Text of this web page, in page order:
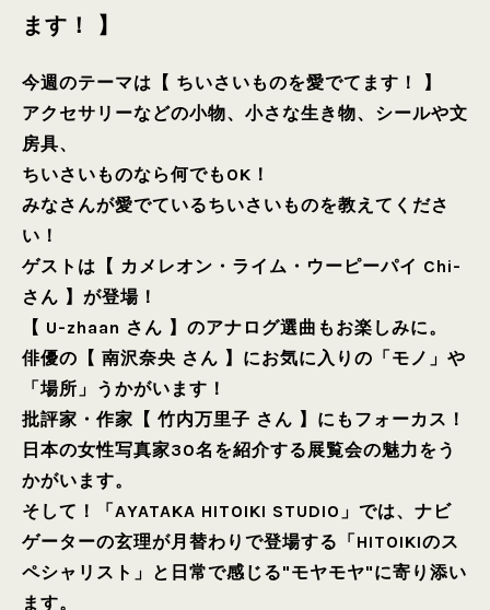
ます！ 】
今週のテーマは【 ちいさいものを愛でてます！ 】
アクセサリーなどの小物、小さな生き物、シールや文
房具、
ちいさいものなら何でもOK！
みなさんが愛でているちいさいものを教えてくださ
い！
ゲストは【 カメレオン・ライム・ウーピーパイ Chi-
さん 】が登場！
【 U-zhaan さん 】のアナログ選曲もお楽しみに。
俳優の【 南沢奈央 さん 】にお気に入りの「モノ」や
「場所」うかがいます！
批評家・作家【 竹内万里子 さん 】にもフォーカス！
日本の女性写真家30名を紹介する展覧会の魅力をう
かがいます。
そして！「AYATAKA HITOIKI STUDIO」では、ナビ
ゲーターの玄理が月替わりで登場する「HITOIKIのス
ペシャリスト」と日常で感じる"モヤモヤ"に寄り添い
ます。